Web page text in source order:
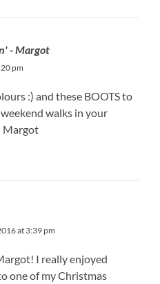
- Margot
pm
:) and these BOOTS to
walks in your
Margot
at 3:39 pm
I really enjoyed
one of my Christmas